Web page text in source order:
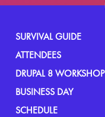
SURVIVAL GUIDE
ATTENDEES
DRUPAL 8 WORKSHOP
BUSINESS DAY
SCHEDULE